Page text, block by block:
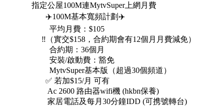
指定公屋100M連MytvSuper上網月費
✈️100M基本寬頻計劃✈️
平均月費：$105
‼️（實交$158，合約期會有12個月月費減免）
合約期：36個月
安裝/啟動費：豁免
MytvSuper基本版（超過30個頻道）
✅ 若加$15/月 可有
Ac 2600 路由器wifi機 (hkbn保養)
家居電話及每月30分鐘IDD (可携號轉台)